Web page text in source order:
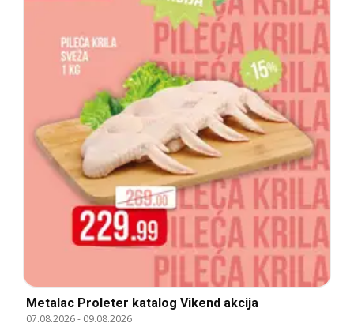
Metalac Proleter katalog Vikend akcija
07.08.2026- 09.08.2026